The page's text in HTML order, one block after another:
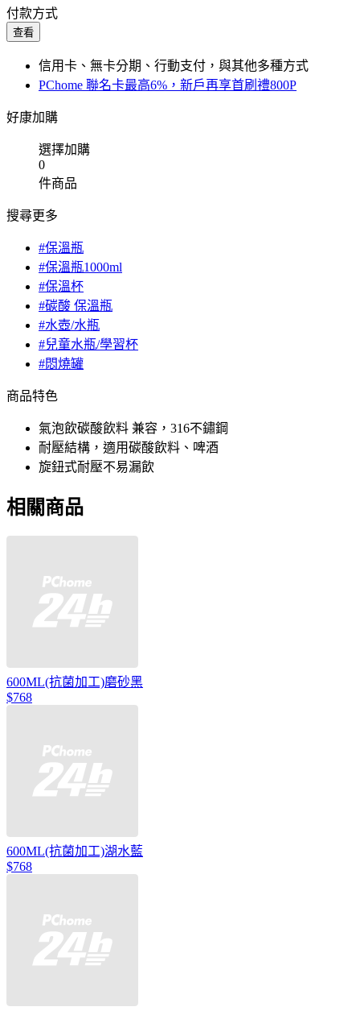
付款方式
查看
信用卡、無卡分期、行動支付，與其他多種方式
PChome 聯名卡最高6%，新戶再享首刷禮800P
好康加購
選擇加購
0
件商品
搜尋更多
#保溫瓶
#保溫瓶1000ml
#保溫杯
#碳酸 保溫瓶
#水壺/水瓶
#兒童水瓶/學習杯
#悶燒罐
商品特色
氣泡飲碳酸飲料 兼容，316不鏽鋼
耐壓結構，適用碳酸飲料、啤酒
旋鈕式耐壓不易漏飲
相關商品
600ML(抗菌加工)磨砂黑
$768
600ML(抗菌加工)湖水藍
$768